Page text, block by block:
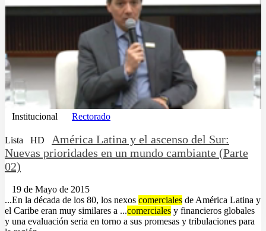
Institucional Rectorado
Lista HD
América Latina y el ascenso del Sur:
Nuevas prioridades en un mundo cambiante (Parte
02)
19 de Mayo de 2015
...En la década de los 80, los nexos comerciales de América Latina y
el Caribe eran muy similares a ...comerciales y financieros globales
y una evaluación seria en torno a sus promesas y tribulaciones para